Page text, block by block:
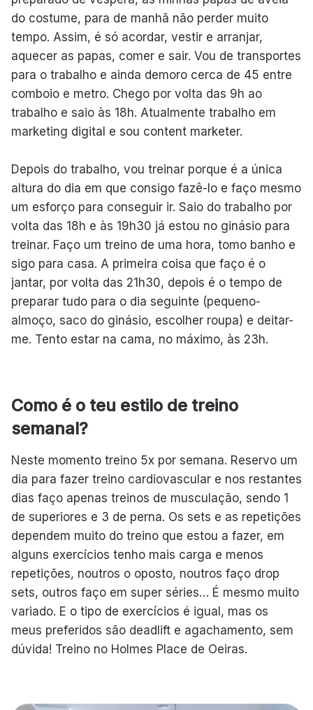
do costume, para de manhã não perder muito
tempo. Assim, é só acordar, vestir e arranjar,
aquecer as papas, comer e sair. Vou de transportes
para o trabalho e ainda demoro cerca de 45 entre
comboio e metro. Chego por volta das 9h ao
trabalho e saio às 18h. Atualmente trabalho em
marketing digital e sou content marketer.
Depois do trabalho, vou treinar porque é a única
altura do dia em que consigo fazê-lo e faço mesmo
um esforço para conseguir ir. Saio do trabalho por
volta das 18h e às 19h30 já estou no ginásio para
treinar. Faço um treino de uma hora, tomo banho e
sigo para casa. A primeira coisa que faço é o
jantar, por volta das 21h30, depois é o tempo de
preparar tudo para o dia seguinte (pequeno-
almoço, saco do ginásio, escolher roupa) e deitar-
me. Tento estar na cama, no máximo, às 23h.
Como é o teu estilo de treino
semanal?
Neste momento treino 5x por semana. Reservo um
dia para fazer treino cardiovascular e nos restantes
dias faço apenas treinos de musculação, sendo 1
de superiores e 3 de perna. Os sets e as repetições
dependem muito do treino que estou a fazer, em
alguns exercícios tenho mais carga e menos
repetições, noutros o oposto, noutros faço drop
sets, outros faço em super séries… É mesmo muito
variado. E o tipo de exercícios é igual, mas os
meus preferidos são deadlift e agachamento, sem
dúvida! Treino no Holmes Place de Oeiras.